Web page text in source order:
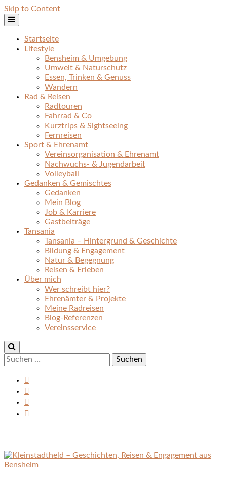
Skip to Content
Startseite
Lifestyle
Bensheim & Umgebung
Umwelt & Naturschutz
Essen, Trinken & Genuss
Wandern
Rad & Reisen
Radtouren
Fahrrad & Co
Kurztrips & Sightseeing
Fernreisen
Sport & Ehrenamt
Vereinsorganisation & Ehrenamt
Nachwuchs- & Jugendarbeit
Volleyball
Gedanken & Gemischtes
Gedanken
Mein Blog
Job & Karriere
Gastbeiträge
Tansania
Tansania – Hintergrund & Geschichte
Bildung & Engagement
Natur & Begegnung
Reisen & Erleben
Über mich
Wer schreibt hier?
Ehrenämter & Projekte
Meine Radreisen
Blog-Referenzen
Vereinsservice
Suchen
nach: